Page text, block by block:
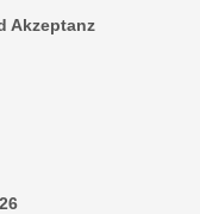
Akzeptanz